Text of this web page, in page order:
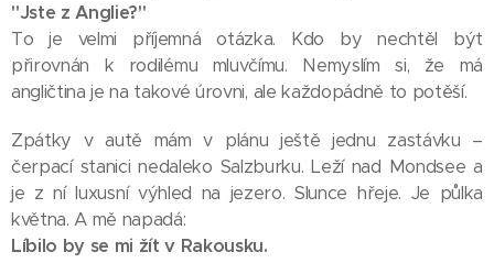
"Jste z Anglie?"
To je velmi příjemná otázka. Kdo by nechtěl být
přirovnán k rodilému mluvčímu. Nemyslím si, že má
angličtina je na takové úrovni, ale každopádně to potěší.
Zpátky v autě mám v plánu ještě jednu zastávku –
čerpací stanici nedaleko Salzburku. Leží nad Mondsee a
je z ní luxusní výhled na jezero. Slunce hřeje. Je půlka
května. A mě napadá:
Líbilo by se mi žít v Rakousku.